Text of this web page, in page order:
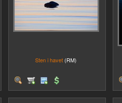
Sten i havet (RM)